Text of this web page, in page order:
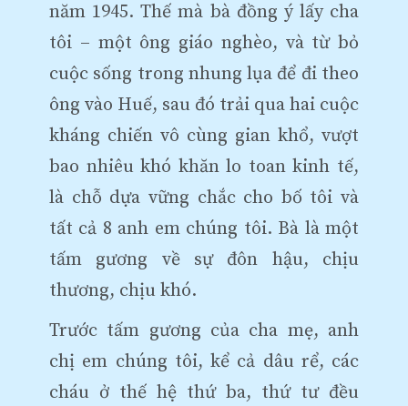
năm 1945. Thế mà bà đồng ý lấy cha
tôi – một ông giáo nghèo, và từ bỏ
cuộc sống trong nhung lụa để đi theo
ông vào Huế, sau đó trải qua hai cuộc
kháng chiến vô cùng gian khổ, vượt
bao nhiêu khó khăn lo toan kinh tế,
là chỗ dựa vững chắc cho bố tôi và
tất cả 8 anh em chúng tôi. Bà là một
tấm gương về sự đôn hậu, chịu
thương, chịu khó.
Trước tấm gương của cha mẹ, anh
chị em chúng tôi, kể cả dâu rể, các
cháu ở thế hệ thứ ba, thứ tư đều